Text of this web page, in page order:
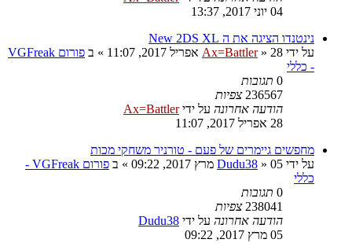
04 יוני 2017, 13:37
נינטנדו הציגה את ה New 2DS XL
על ידי
Ax=Battler» 28 אפריל 2017, 11:07 » ב
פורום VGFreak
- כללי
0 תגובות
236567 צפיות
הודעה אחרונה על ידיAx=Battler
28 אפריל 2017, 11:07
מחפשים גיימרים של פעם - טורניר משחקי מכות
על ידי
Dudu38 » 05 מרץ 2017, 09:22 » ב
פורום VGFreak -
כללי
0 תגובות
238041 צפיות
הודעה אחרונה על ידי Dudu38
05 מרץ 2017, 09:22